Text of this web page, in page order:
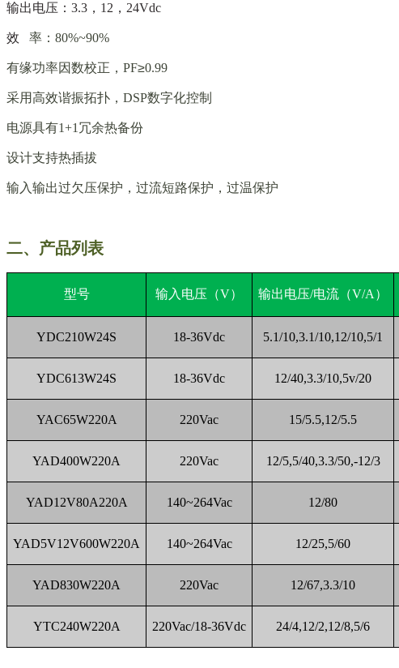
输出电压：3.3 ，12，24Vdc
效 率： 80%~90%
有缘功率因数校正， PF≥0.99
采用高效谐振拓扑， DSP数字化控制
电源具有1+1冗余热备份
设计支持热插拔
输入输出过欠压保护，过流短路保护，过温保护
二、产品列表
型号 输入电压（V） 输出电压/电流（V/A）
YDC210W24S 18-36Vdc 5.1/10,3.1/10,12/10,5/1
YDC613W24S 18-36Vdc 12/40,3.3/10,5v/20
YAC65W220A 220Vac 15/5.5,12/5.5
YAD400W220A 220Vac 12/5,5/40,3.3/50,-12/3
YAD12V80A220A 140~264Vac 12/80
YAD5V12V600W220A 140~264Vac 12/25,5/60
YAD830W220A 220Vac 12/67,3.3/10
YTC240W220A 220Vac/18-36Vdc 24/4,12/2,12/8,5/6